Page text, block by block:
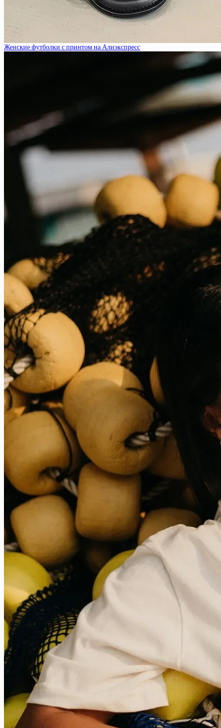
Женские футболки с принтом на Алиэкспресс